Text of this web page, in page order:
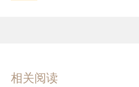
相关阅读